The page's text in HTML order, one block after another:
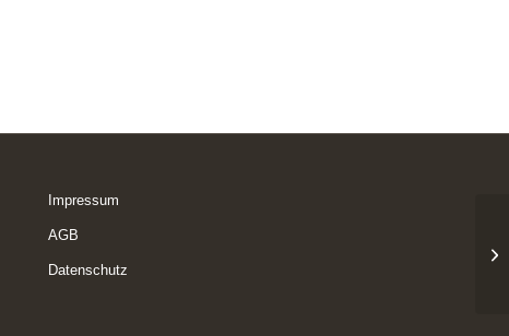
Impressum
AGB
Datenschutz